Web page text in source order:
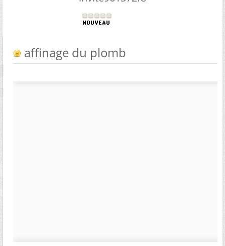
affinage du plomb